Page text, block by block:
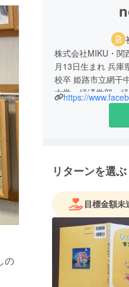
の
株式会社MIKU・
月13日生まれ 兵
校卒 姫路市立網干
大学 経済学部 経
リターンを選ぶ
目標金額